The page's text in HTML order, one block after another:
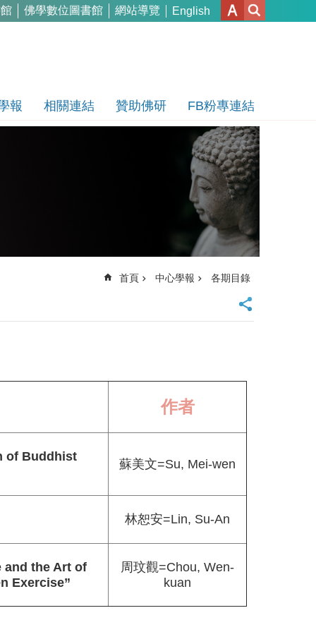
佛學數位圖書館 網站導覽 English
報 相關連結 贊助佛研 FB粉專連結
首頁 中心學報 各期目錄
作者
of Buddhist
蘇美文=Su, Mei-wen
林恕安=Lin, Su-An
and the Art of
Exercise”
周玟觀=Chou, Wen-
kuan